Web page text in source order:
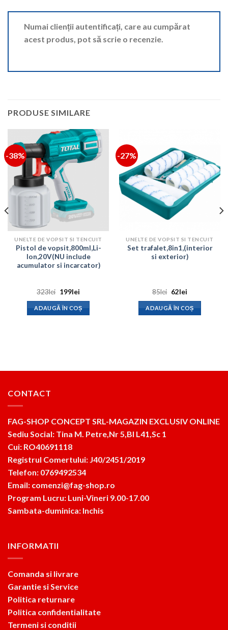
Numai clienții autentificați, care au cumpărat
acest produs, pot să scrie o recenzie.
PRODUSE SIMILARE
-38%
UNELTE DE VOPSIT SI TENCUIT
Pistol de vopsit,800ml,Li-
Ion,20V(NU include
acumulator si incarcator)
323lei Prețul
a
fost:
323lei.
199leiPrețul
este:
199lei.
ADAUGĂ ÎN COȘ
-27%
UNELTE DE VOPSIT SI TENCUIT
Set trafalet,8in1,(interior
si exterior)
85lei Prețul
a
fost:
85lei.
62leiPrețul
este:
62lei.
ADAUGĂ ÎN COȘ
CONTACT
FAG-SHOP CONCEPT SRL-MAGAZIN EXCLUSIV ONLINE
Sediu Social: Tina M. Petre,Nr 5,Bl L41,Sc 1
Cui: RO40691118
Registrul Comertului: J40/2451/2019
Telefon: 0769492534
Email: comenzi@fag-shop.ro
Program Lucru: Luni-Vineri 9.00-17.00
Sambata-duminica: Inchis
INFORMATII
Comanda si livrare
Garantie si Service
Politica returnare
Politica confidentialitate
Termeni si conditii